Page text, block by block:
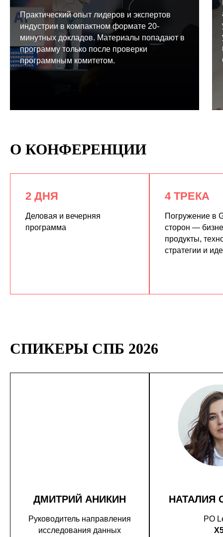
Практический опыт лидеров и экспертов
индустрии в компактном формате 20-
минутных докладов. Материалы попадают в
программу только после проверки
программным комитетом.
О КОНФЕРЕНЦИИ
2 ДНЯ
Деловая и вечерняя
программа
4 ТРЕКА
Погружение в
сторон —
продукты,
стратегии и
СПИКЕРЫ СПБ 2026
ДМИТРИЙ АНИКИН
Руководитель направления
исследования данных
НАТАЛИЯ
PO